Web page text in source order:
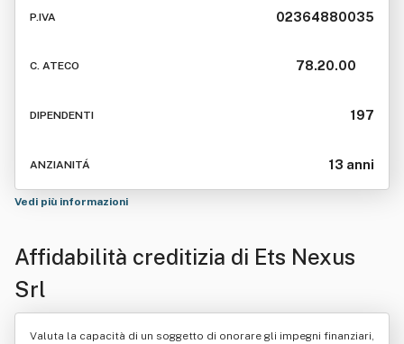
P.IVA 02364880035
C. ATECO 78.20.00
DIPENDENTI 197
ANZIANITÁ 13 anni
Vedi più informazioni
Affidabilità creditizia di Ets Nexus
Srl
Valuta la capacità di un soggetto di onorare gli impegni finanziari,